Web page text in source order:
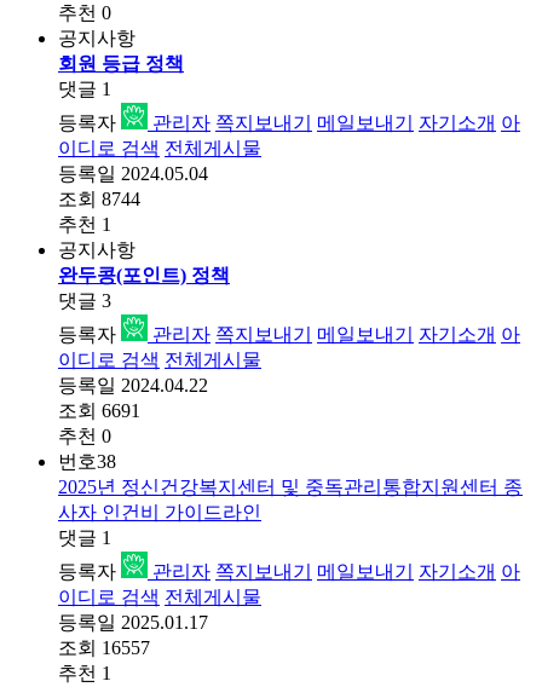
추천 0
공지사항
회원 등급 정책
댓글 1
등록자
관리자 쪽지보내기 메일보내기 자기소개 아
이디로 검색 전체게시물
등록일 2024.05.04
조회 8744
추천 1
공지사항
완두콩(포인트) 정책
댓글 3
등록자
관리자 쪽지보내기 메일보내기 자기소개 아
이디로 검색 전체게시물
등록일 2024.04.22
조회 6691
추천 0
번호38
2025년 정신건강복지센터 및 중독관리통합지원센터 종
사자 인건비 가이드라인
댓글 1
등록자
관리자 쪽지보내기 메일보내기 자기소개 아
이디로 검색 전체게시물
등록일 2025.01.17
조회 16557
추천 1